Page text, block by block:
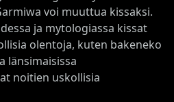
voi muuttua kissaksi.
ja mytologiassa kissat
olentoja, kuten bakeneko
länsimaisissa
noitien uskollisia